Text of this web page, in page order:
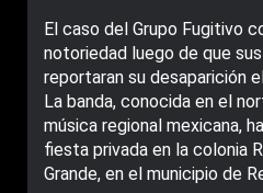
El caso del Grupo Fugitivo
notoriedad luego de que
reportaran su desaparición
La banda, conocida en el
música regional mexicana,
fiesta privada en la colonia
Grande, en el municipio de